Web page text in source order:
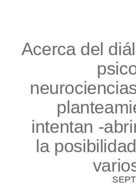
Acerca del
intentan -
la